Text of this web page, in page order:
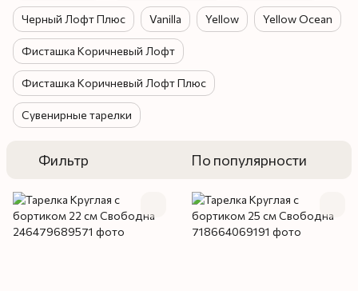
Черный Лофт Плюс Vanilla Yellow Yellow Ocean
Фисташка Коричневый Лофт
Фисташка Коричневый Лофт Плюс
Сувенирные тарелки
Фильтр По популярности